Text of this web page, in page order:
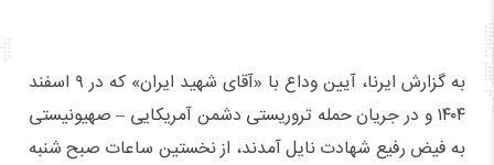
به گزارش ایرنا، آیین وداع با «آقای شهید ایران» که در ۹ اسفند
۱۴۰۴ و در جریان حمله تروریستی دشمن آمریکایی – صهیونیستی
به فیض رفیع شهادت نایل آمدند، از نخستین ساعات صبح شنبه